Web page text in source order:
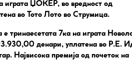
играта ЏОКЕР, во вредност од
во Тото Лото во Струмица.
е тринаесетата 7ка на играта
денари, уплатена во Р.Е.
Највисока премија од почеток на